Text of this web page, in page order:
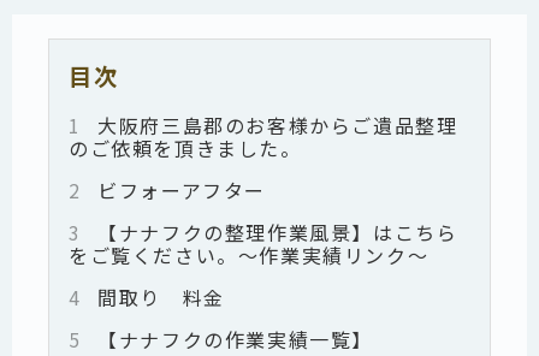
目次
1 大阪府三島郡のお客様からご遺品整理
のご依頼を頂きました。
2
ビフォーアフター
3
【ナナフクの整理作業風景】はこちら
をご覧ください。～作業実績リンク～
4
間取り 料金
5
【ナナフクの作業実績一覧】